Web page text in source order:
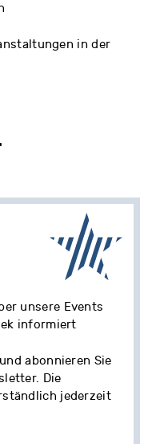
in der
unsere Events
informiert
abonnieren Sie
Die
jederzeit